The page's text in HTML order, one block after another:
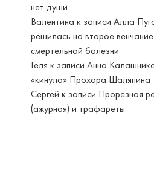
нет души
Валентина к записиАлла
решилась на второе
смертельной болезни
Геля к записиАнна
«кинула» Прохора Шаляпина
Сергей к записи Прорезная
(ажурная) и трафареты